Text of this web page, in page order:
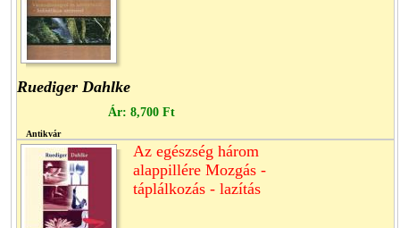
Ruediger Dahlke
Ár: 8,700 Ft
Antikvár
Az egészség három
alappillére Mozgás -
táplálkozás - lazítás